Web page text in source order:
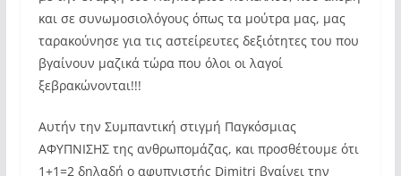
και σε συνωμοσιολόγους όπως τα μούτρα μας, μας
ταρακούνησε για τις αστείρευτες δεξιότητες του που
βγαίνουν μαζικά τώρα που όλοι οι λαγοί
ξεβρακώνονται!!!
Αυτήν την Συμπαντική στιγμή Παγκόσμιας
ΑΦΥΠΝΙΣΗΣ της ανθρωπομάζας, και προσθέτουμε ότι
1+1=2 δηλαδή ο αφυπνιστής Dimitri βγαίνει την